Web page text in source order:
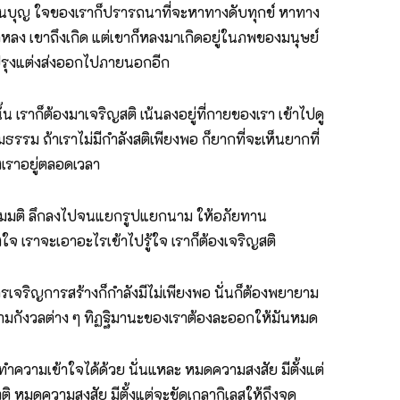
ญ ใจของเราก็ปรารถนาที่จะหาทางดับทุกข์ หาทาง
ง เขาถึงเกิด แต่เขาก็หลงมาเกิดอยู่ในภพของมนุษย์
รุงแต่งส่งออกไปภายนอกอีก
เราก็ต้องมาเจริญสติ เน้นลงอยู่ที่กายของเรา เข้าไปดู
รม ถ้าเราไม่มีกำลังสติเพียงพอ ก็ยากที่จะเห็นยากที่
ราอยู่ตลอดเวลา
มมติ ลึกลงไปจนแยกรูปแยกนาม ให้อภัยทาน
าจะเอาอะไรเข้าไปรู้ใจ เราก็ต้องเจริญสติ
รเจริญการสร้างก็กำลังมีไม่เพียงพอ นั่นก็ต้องพยายาม
งวลต่าง ๆ ทิฏฐิมานะของเราต้องละออกให้มันหมด
ความเข้าใจได้ด้วย นั่นแหละ หมดความสงสัย มีตั้งแต่
มดความสงสัย มีตั้งแต่จะขัดเกลากิเลสให้ถึงจุด